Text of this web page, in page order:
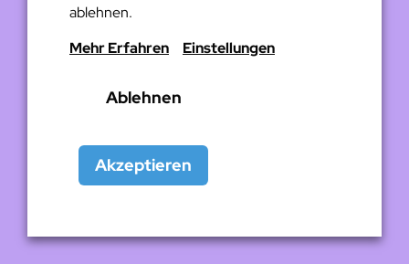
ablehnen.
Mehr Erfahren
Einstellungen
Ablehnen
Akzeptieren